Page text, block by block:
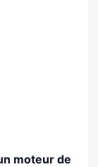
moteur de